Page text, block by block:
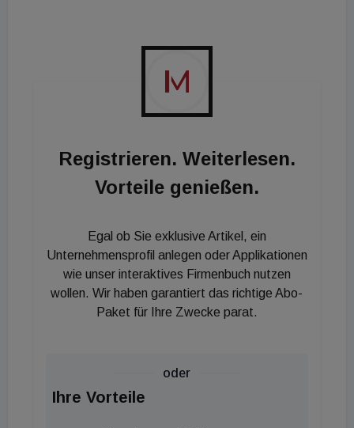
erledigen“, erzählt Beate Braun, Assistenz Leitung
FIBU bei der Wien-Süd. Wien-Süd konnte schon in
den ersten sechs Monaten die Fehlerquote mittels
Ephesoft Transact auf 7,12 Prozent reduzieren -
den neuen Prozess. Nur ein paar wenige
Ausnahmen müssen aktuell noch händisch
in enger Zusammenarbeit mit dem Team der
Finanzbuchhaltung Wien-Süd Ephesoft Transact
auf die Bereiche Baudokumente und Posteingang
auszurollen. Damit das Wien-Süd-Team auch hier
von den zahlreichen Vorteilen profitiert, die sich
Zusammenarbeit mit Wien-Süd.
Registrieren. Weiterlesen.
Vorteile genießen.
Egal ob Sie exklusive Artikel, ein
Unternehmensprofil anlegen oder Applikationen
wie unser interaktives Firmenbuch nutzen
wollen. Wir haben garantiert das richtige Abo-
Paket für Ihre Zwecke parat.
oder
Ihre Vorteile